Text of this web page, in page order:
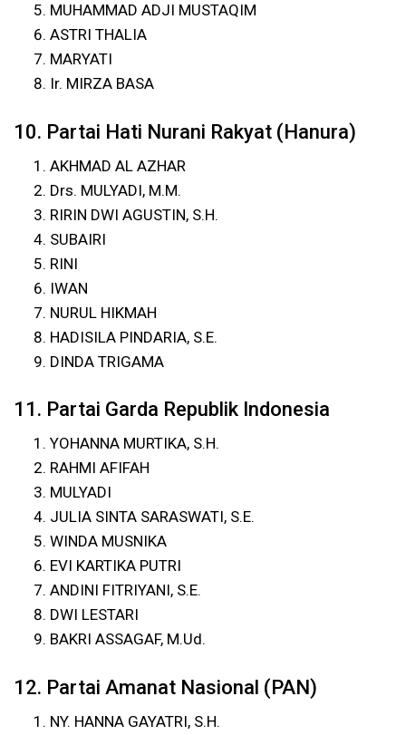
MUHAMMAD ADJI MUSTAQIM
ASTRI THALIA
MARYATI
Ir. MIRZA BASA
10. Partai Hati Nurani Rakyat (Hanura)
AKHMAD AL AZHAR
Drs. MULYADI, M.M.
RIRIN DWI AGUSTIN, S.H.
SUBAIRI
RINI
IWAN
NURUL HIKMAH
HADISILA PINDARIA, S.E.
DINDA TRIGAMA
11. Partai Garda Republik Indonesia
YOHANNA MURTIKA, S.H.
RAHMI AFIFAH
MULYADI
JULIA SINTA SARASWATI, S.E.
WINDA MUSNIKA
EVI KARTIKA PUTRI
ANDINI FITRIYANI, S.E.
DWI LESTARI
BAKRI ASSAGAF, M.Ud.
12. Partai Amanat Nasional (PAN)
NY. HANNA GAYATRI, S.H.